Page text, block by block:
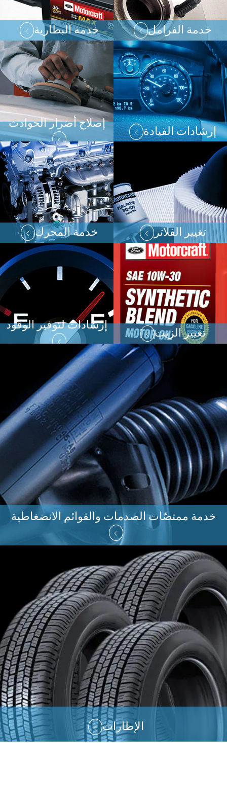
خدمة البطارية خدمة الفرامل
إصلاح أضرار الحوادث
إرشادات القيادة
خدمة المحرك تغيير الفلاتر
إرشادات لتوفير الوقود
تغيير الزيت
خدمة ممتصّات الصدمات والقوائم الانضغاطية
الإطارات